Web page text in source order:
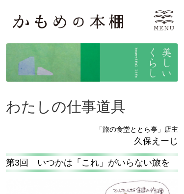
わたしの仕事道具
「旅の食堂ととら亭」店主
久保えーじ
第3回 いつかは「これ」がいらない旅を